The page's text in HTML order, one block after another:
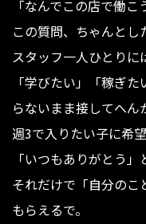
「なんでこの店で働こ
この質問、ちゃんとし
スタッフ一人ひとりに
「学びたい」「稼ぎ
らないまま接してへん
週3で入りたい子に希
「いつもありがとう」
それだけで「自分のこ
もらえるで。